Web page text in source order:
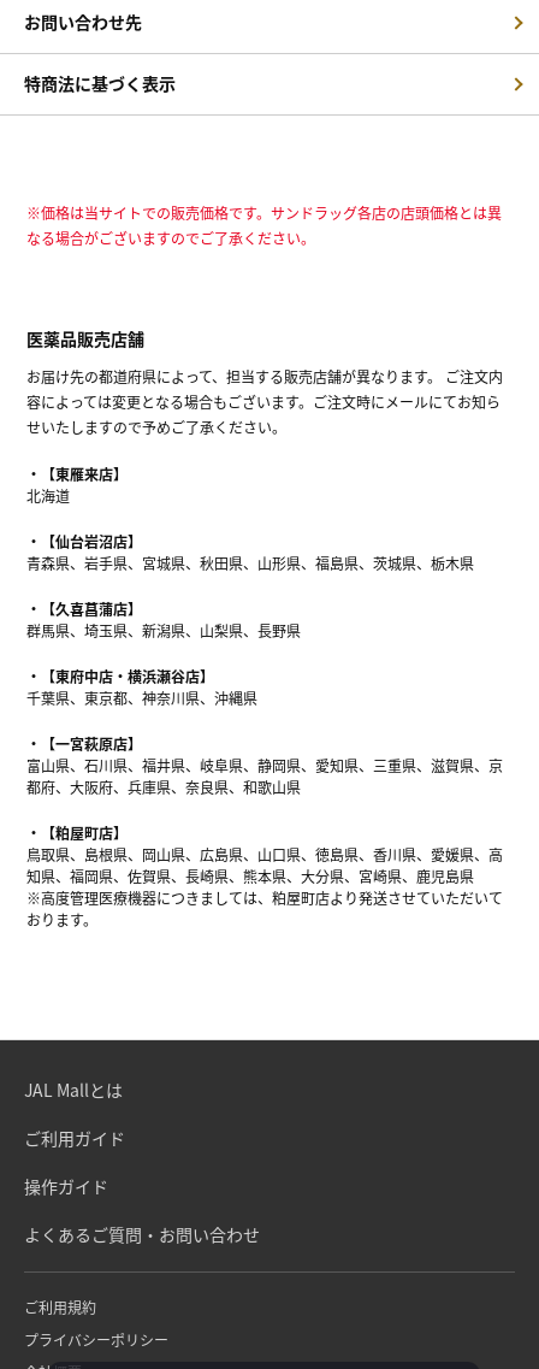
お問い合わせ先
特商法に基づく表示
※価格は当サイトでの販売価格です。サンドラッグ各店の店頭価格とは異
なる場合がございますのでご了承ください。
医薬品販売店舗
お届け先の都道府県によって、担当する販売店舗が異なります。 ご注文内
容によっては変更となる場合もございます。ご注文時にメールにてお知ら
せいたしますので予めご了承ください。
【東雁来店】
北海道
【仙台岩沼店】
青森県、岩手県、宮城県、秋田県、山形県、福島県、茨城県、栃木県
【久喜菖蒲店】
群馬県、埼玉県、新潟県、山梨県、長野県
【東府中店・横浜瀬谷店】
千葉県、東京都、神奈川県、沖縄県
【一宮萩原店】
富山県、石川県、福井県、岐阜県、静岡県、愛知県、三重県、滋賀県、京
都府、大阪府、兵庫県、奈良県、和歌山県
【粕屋町店】
鳥取県、島根県、岡山県、広島県、山口県、徳島県、香川県、愛媛県、高
知県、福岡県、佐賀県、長崎県、熊本県、大分県、宮崎県、鹿児島県
※高度管理医療機器につきましては、粕屋町店より発送させていただいて
おります。
JAL Mallとは
ご利用ガイド
操作ガイド
よくあるご質問・お問い合わせ
ご利用規約
プライバシーポリシー